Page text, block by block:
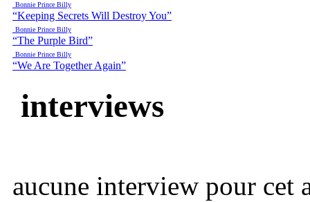
Bonnie Prince Billy
“Keeping Secrets Will Destroy You”
Bonnie Prince Billy
“The Purple Bird”
Bonnie Prince Billy
“We Are Together Again”
interviews
aucune interview pour cet